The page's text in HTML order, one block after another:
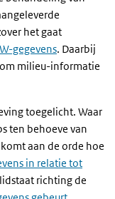
het gaat
gegevens. Daarbij
milieu-informatie
toegelicht. Waar
ten behoeve van
aan de orde hoe
in relatie tot
richting de